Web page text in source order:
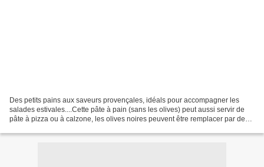
Des petits pains aux saveurs provençales, idéals pour accompagner les
salades estivales....Cette pâte à pain (sans les olives) peut aussi servir de
pâte à pizza ou à calzone, les olives noires peuvent être remplacer par des